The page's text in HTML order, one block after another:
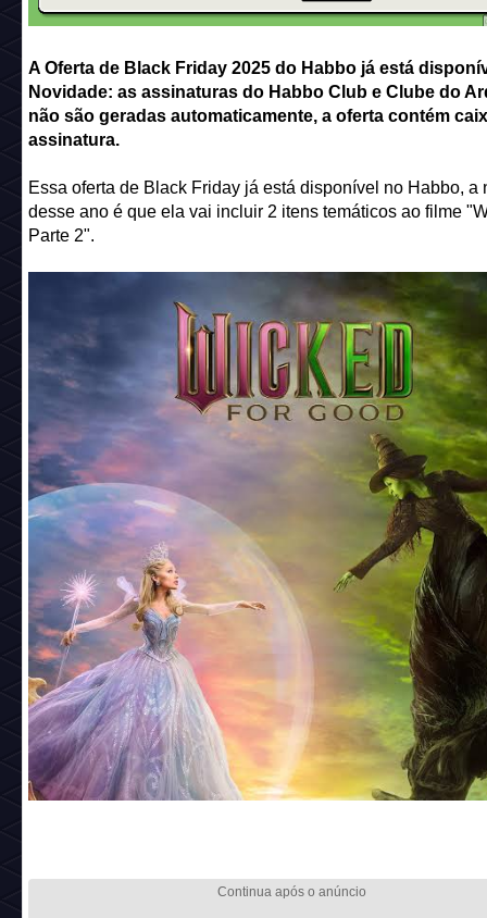
A Oferta de Black Friday 2025 do Habbo já está
Novidade: as assinaturas do Habbo Club e Clube do
não são geradas automaticamente, a oferta contém
assinatura.
Essa oferta de Black Friday já está disponível no Habbo, a
desse ano é que ela vai incluir 2 itens temáticos ao filme
Parte 2".